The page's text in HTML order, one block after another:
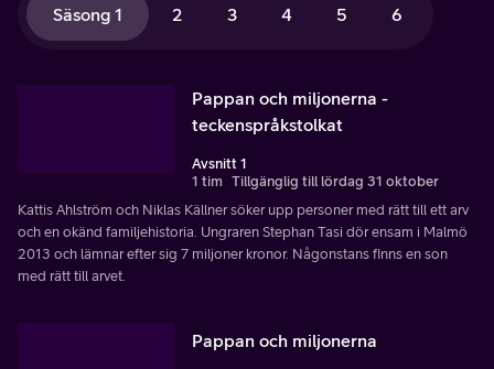
Säsong 1 2 3 4 5 6
Pappan och miljonerna -
teckenspråkstolkat
Avsnitt 1
1 tim Tillgänglig till lördag 31 oktober
Kattis Ahlström och Niklas Källner söker upp personer med rätt till ett arv
och en okänd familjehistoria. Ungraren Stephan Tasi dör ensam i Malmö
2013 och lämnar efter sig 7 miljoner kronor. Någonstans finns en son
med rätt till arvet.
Pappan och miljonerna